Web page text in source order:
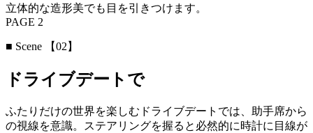
立体的な造形美でも目を引きつけます。
PAGE 2
■ Scene 【02】
ドライブデートで
ふたりだけの世界を楽しむドライブデートでは、助手席から
の視線を意識。ステアリングを握ると必然的に時計に目線が